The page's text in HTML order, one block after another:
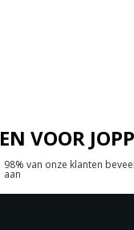
VOOR
98% van onze klanten
aan